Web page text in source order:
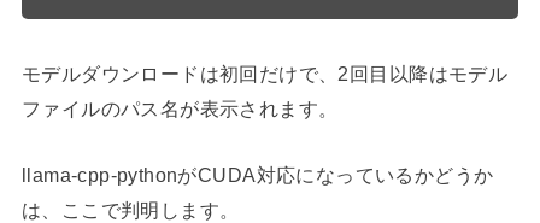
モデルダウンロードは初回だけで、2回目以降はモデル
ファイルのパス名が表示されます。
llama-cpp-pythonがCUDA対応になっているかどうか
は、ここで判明します。